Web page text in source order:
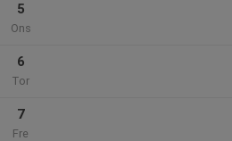
5
Ons
6
Tor
7
Fre